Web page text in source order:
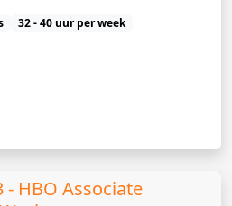
32 - 40 uur per week
- HBO Associate